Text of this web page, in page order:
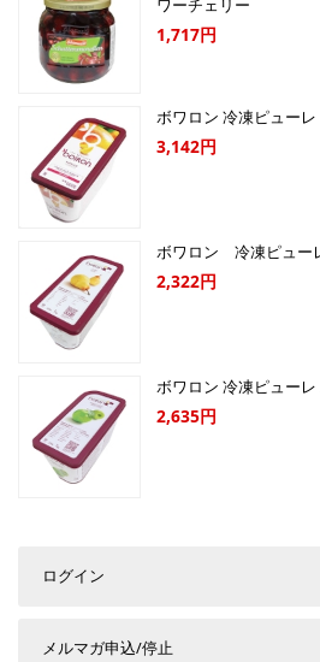
ワーチェリー
1,717円
ボワロン 冷凍ピュー
3,142円
ボワロン 冷凍ピュー
2,322円
ボワロン 冷凍ピュー
2,635円
ログイン
メルマガ申込/停止